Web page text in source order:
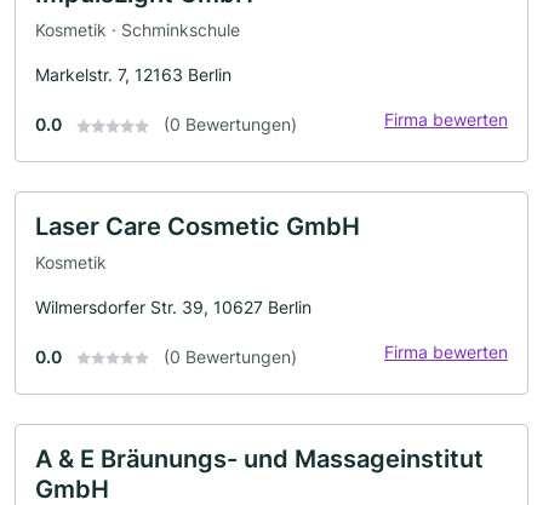
Kosmetik · Schminkschule
Markelstr. 7, 12163 Berlin
0.0 (0 Bewertungen) Firma bewerten
Laser Care Cosmetic GmbH
Kosmetik
Wilmersdorfer Str. 39, 10627 Berlin
0.0 (0 Bewertungen) Firma bewerten
A & E Bräunungs- und Massageinstitut
GmbH